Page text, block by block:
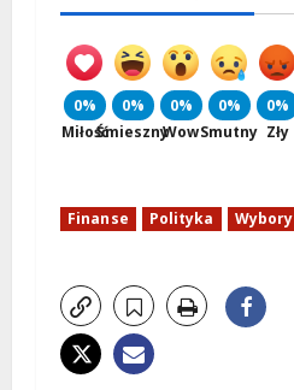
0%
Miłość
0%
Śmieszny
0%
Wow
0%
Smutny
0%
Zły
Finanse Polityka Wybory